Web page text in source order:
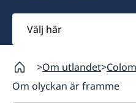
Välj
här
Om utlandet
Om olyckan är framme